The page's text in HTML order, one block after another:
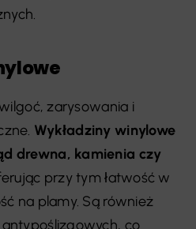
zarysowania i
Wykładziny winylowe
drewna, kamienia czy
przy tym łatwość w
na plamy. Są również
co